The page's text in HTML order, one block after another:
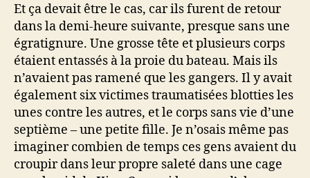
Et ça devait être le cas, car ils furent de retour
dans la demi-heure suivante, presque sans une
égratignure. Une grosse tête et plusieurs corps
étaient entassés à la proie du bateau. Mais ils
n’avaient pas ramené que les gangers. Il y avait
également six victimes traumatisées blotties les
unes contre les autres, et le corps sans vie d’une
septième – une petite fille. Je n’osais même pas
imaginer combien de temps ces gens avaient du
croupir dans leur propre saleté dans une cage